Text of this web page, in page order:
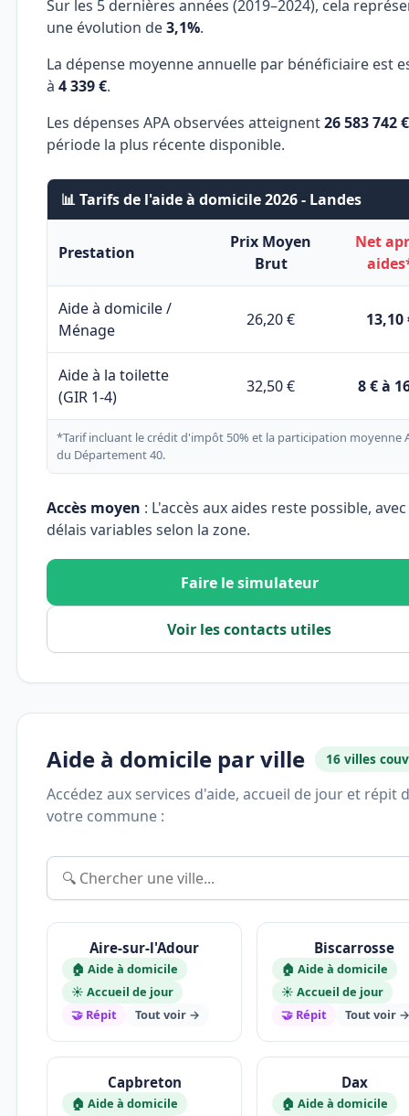
Sur les 5 dernières années (2019–2024), cela
une évolution de3,1%.
La dépense moyenne annuelle par bénéficiaire est
à 4 339 €.
Les dépenses APA observées atteignent26 583 742 €
période la plus récente disponible.
📊 Tarifs de l'aide à domicile 2026 - Landes
Prestation
Prix Moyen
Brut
Net
Aide à domicile /
Ménage
26,20 € 13,10
Aide à la toilette
(GIR 1-4)
32,50 € 8 € à
*Tarif incluant le crédit d'impôt 50% et la participation moyenne
du Département 40.
Accès moyen : L'accès aux aides reste possible,
délais variables selon la zone.
Faire le simulateur
Voir les contacts utiles
Aide à domicile par ville 16 villes
Accédez aux services d'aide, accueil de jour et répit
votre commune :
Aire-sur-l'Adour
🏠 Aide à domicile
☀️ Accueil de jour
🤝 Répit
Tout voir →
Biscarrosse
🏠 Aide à domicile
☀️ Accueil de jour
🤝 Répit
Tout voir →
Capbreton
🏠 Aide à domicile
Dax
🏠 Aide à domicile